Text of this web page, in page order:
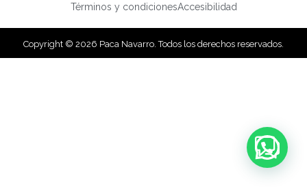
Términos y condicionesAccesibilidad
Copyright © 2026 Paca Navarro. Todos los derechos reservados.